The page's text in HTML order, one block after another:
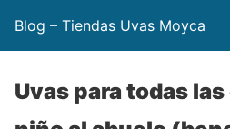
Blog – Tiendas Uvas Moyca
Uvas para todas